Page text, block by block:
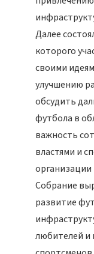
Далее
которого
своими
улучшению
обсудить
футбола в
важность
властями и
Собрание
развитие
любителей и